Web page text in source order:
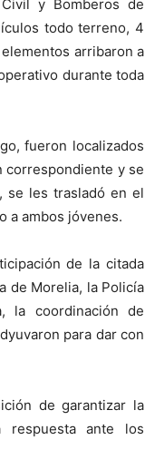
y Bomberos de
todo terreno, 4
arribaron a
durante toda
fueron localizados
correspondiente y se
se les trasladó en el
a ambos jóvenes.
de la citada
de Morelia, la Policía
la coordinación de
para dar con
de garantizar la
respuesta ante los